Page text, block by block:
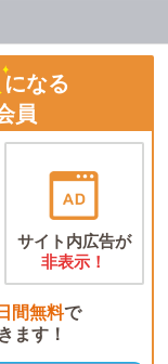
になる
員
サイト内広告が
非表示！
間無料で
ます！